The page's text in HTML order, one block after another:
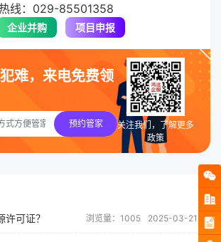
线：029-85501358
企业并购 项目申报
难，来电免费领
预约管家
关注我们，了解更多
政策
可证？ 浏览量：1005 2025-03-21